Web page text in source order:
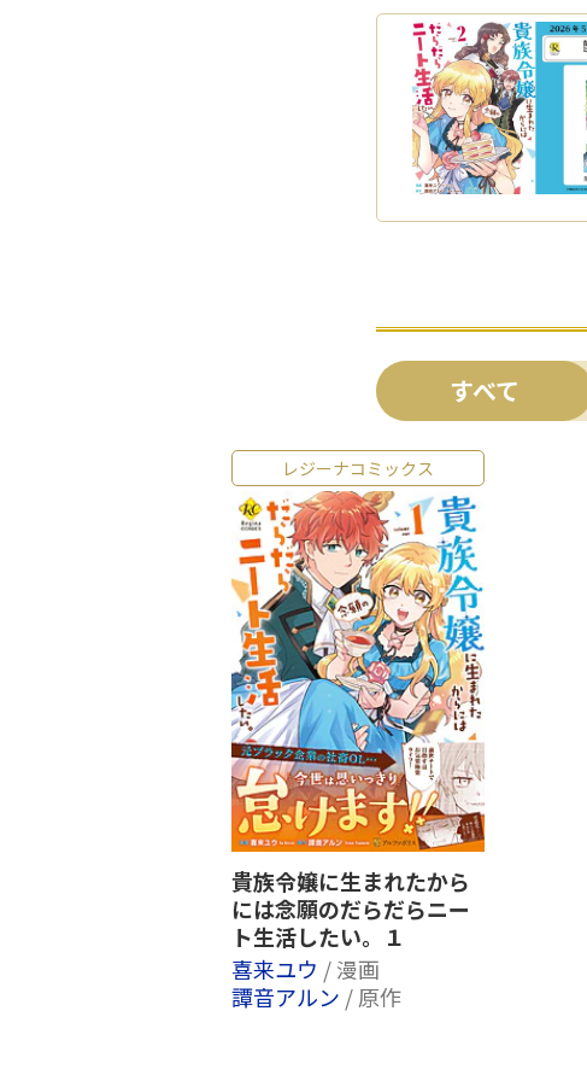
すべて
レジーナコミックス
貴族令嬢に生まれたから
には念願のだらだらニー
ト生活したい。１
喜来ユウ / 漫画
譚音アルン / 原作